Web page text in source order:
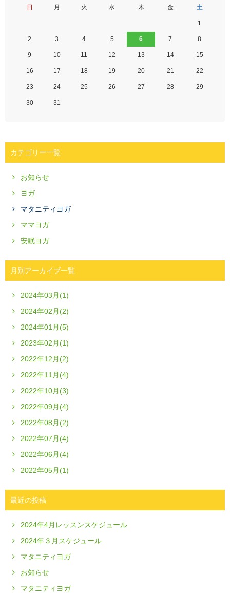
日 月 火 水 木 金 土
1
2 3 4 5 6 7 8
9 10 11 12 13 14 15
16 17 18 19 20 21 22
23 24 25 26 27 28 29
30 31
カテゴリー一覧
お知らせ
ヨガ
マタニティヨガ
ママヨガ
安眠ヨガ
月別アーカイブ一覧
2024年03月(1)
2024年02月(2)
2024年01月(5)
2023年02月(1)
2022年12月(2)
2022年11月(4)
2022年10月(3)
2022年09月(4)
2022年08月(2)
2022年07月(4)
2022年06月(4)
2022年05月(1)
最近の投稿
2024年4月レッスンスケジュール
2024年３月スケジュール
マタニティヨガ
お知らせ
マタニティヨガ